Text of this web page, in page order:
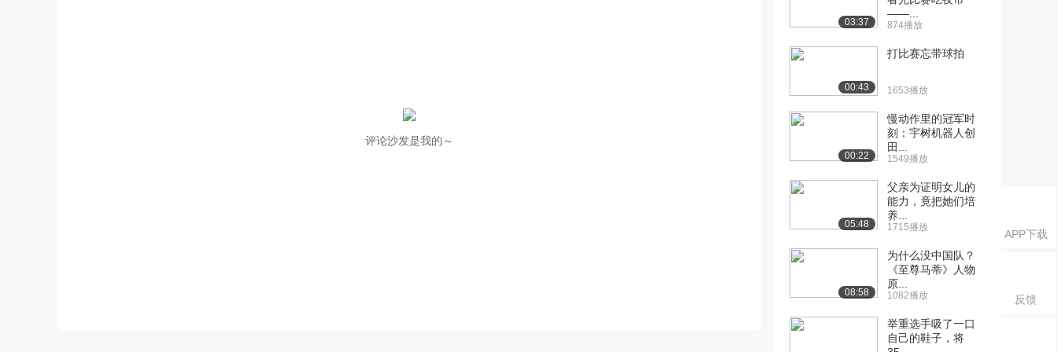
APP下载
反馈
评论沙发是我的～
03:37
——...
874播放
00:43
打比赛忘带球拍
1653播放
00:22
慢动作里的冠军时
刻：宇树机器人创
田...
1549播放
05:48
父亲为证明女儿的
能力，竟把她们培
养...
1715播放
08:58
为什么没中国队？
《至尊马蒂》人物
原...
1082播放
举重选手吸了一口
自己的鞋子，将